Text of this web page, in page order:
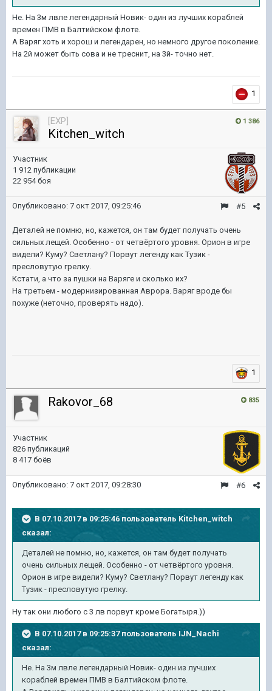
Не. На 3м лвле легендарный Новик- один из лучших кораблей
времен ПМВ в Балтийском флоте.
А Варяг хоть и хорош и легендарен, но немного другое поколение.
На 2й может быть сова и не треснит, на 3й- точно нет.
1
1 386
[EXP]
Kitchen_witch
Участник
1 912 публикации
22 954 боя
#5
Опубликовано: 7 окт 2017, 09:25:46
Деталей не помню, но, кажется, он там будет получать очень
сильных лещей. Особенно - от четвёртого уровня. Орион в игре
видели? Куму? Светлану? Порвут легенду как Тузик -
пресловутую грелку.
Кстати, а что за пушки на Варяге и сколько их?
На третьем - модернизированная Аврора. Варяг вроде бы
похуже (неточно, проверять надо).
1
835
Rakovor_68
Участник
826 публикаций
8 417 боёв
#6
Опубликовано: 7 окт 2017, 09:28:30
В 07.10.2017 в 09:25:46 пользователь Kitchen_witch
сказал:
Деталей не помню, но, кажется, он там будет получать
очень сильных лещей. Особенно - от четвёртого уровня.
Орион в игре видели? Куму? Светлану? Порвут легенду как
Тузик - пресловутую грелку.
Ну так они любого с 3 лв порвут кроме Богатыря.))
В 07.10.2017 в 09:25:37 пользователь IJN_Nachi
сказал:
Не. На 3м лвле легендарный Новик- один из лучших
кораблей времен ПМВ в Балтийском флоте.